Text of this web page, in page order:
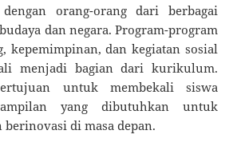
orang-orang dari berbagai
dan negara. Program-program
kepemimpinan, dan kegiatan sosial
menjadi bagian dari kurikulum.
untuk membekali siswa
yang dibutuhkan untuk
di masa depan.